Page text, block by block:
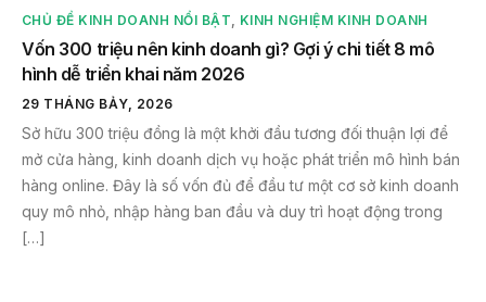
CHỦ ĐỀ KINH DOANH NỔI BẬT, KINH NGHIỆM KINH DOANH
Vốn 300 triệu nên kinh doanh gì? Gợi ý chi tiết 8 mô
hình dễ triển khai năm 2026
29 THÁNG BẢY, 2026
Sở hữu 300 triệu đồng là một khởi đầu tương đối thuận lợi để
mở cửa hàng, kinh doanh dịch vụ hoặc phát triển mô hình bán
hàng online. Đây là số vốn đủ để đầu tư một cơ sở kinh doanh
quy mô nhỏ, nhập hàng ban đầu và duy trì hoạt động trong
[…]